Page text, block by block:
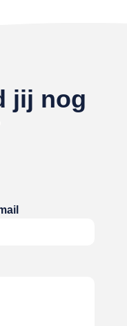
jij nog